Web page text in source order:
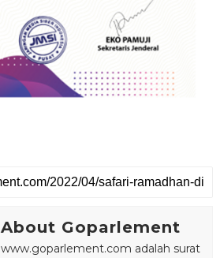
About Goparlement
www.goparlement.com adalah surat